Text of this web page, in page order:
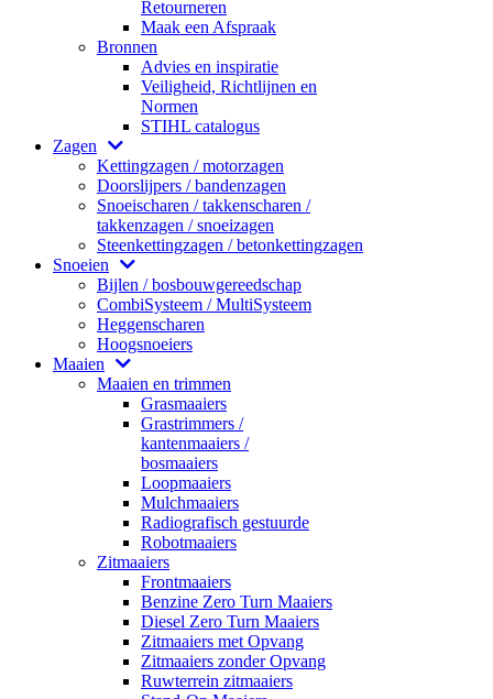
Retourneren
Maak een Afspraak
Bronnen
Advies en inspiratie
Veiligheid, Richtlijnen en
Normen
STIHL catalogus
Zagen
Kettingzagen / motorzagen
Doorslijpers / bandenzagen
Snoeischaren / takkenscharen /
takkenzagen / snoeizagen
Steenkettingzagen / betonkettingzagen
Snoeien
Bijlen / bosbouwgereedschap
CombiSysteem / MultiSysteem
Heggenscharen
Hoogsnoeiers
Maaien
Maaien en trimmen
Grasmaaiers
Grastrimmers /
kantenmaaiers /
bosmaaiers
Loopmaaiers
Mulchmaaiers
Radiografisch gestuurde
Robotmaaiers
Zitmaaiers
Frontmaaiers
Benzine Zero Turn Maaiers
Diesel Zero Turn Maaiers
Zitmaaiers met Opvang
Zitmaaiers zonder Opvang
Ruwterrein zitmaaiers